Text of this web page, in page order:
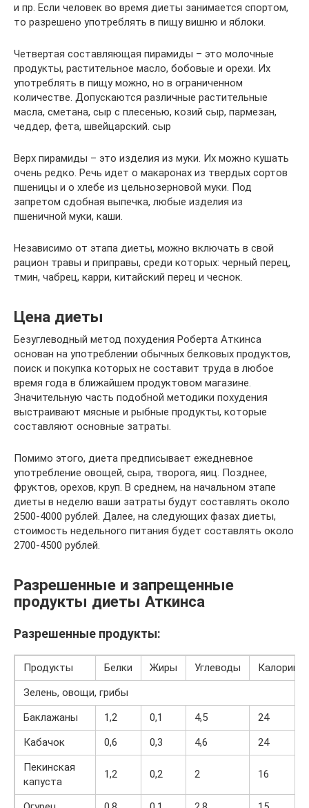
и пр. Если человек во время диеты занимается спортом,
то разрешено употреблять в пищу вишню и яблоки.
Четвертая составляющая пирамиды – это молочные
продукты, растительное масло, бобовые и орехи. Их
употреблять в пищу можно, но в ограниченном
количестве. Допускаются различные растительные
масла, сметана, сыр с плесенью, козий сыр, пармезан,
чеддер, фета, швейцарский. сыр
Верх пирамиды – это изделия из муки. Их можно кушать
очень редко. Речь идет о макаронах из твердых сортов
пшеницы и о хлебе из цельнозерновой муки. Под
запретом сдобная выпечка, любые изделия из
пшеничной муки, каши.
Независимо от этапа диеты, можно включать в свой
рацион травы и приправы, среди которых: черный перец,
тмин, чабрец, карри, китайский перец и чеснок.
Цена диеты
Безуглеводный метод похудения Роберта Аткинса
основан на употреблении обычных белковых продуктов,
поиск и покупка которых не составит труда в любое
время года в ближайшем продуктовом магазине.
Значительную часть подобной методики похудения
выстраивают мясные и рыбные продукты, которые
составляют основные затраты.
Помимо этого, диета предписывает ежедневное
употребление овощей, сыра, творога, яиц. Позднее,
фруктов, орехов, круп. В среднем, на начальном этапе
диеты в неделю ваши затраты будут составлять около
2500-4000 рублей. Далее, на следующих фазах диеты,
стоимость недельного питания будет составлять около
2700-4500 рублей.
Разрешенные и запрещенные
продукты диеты Аткинса
Разрешенные продукты:
Продукты Белки Жиры Углеводы
Зелень, овощи, грибы
Баклажаны
1,2 0,1 4,5
24
Кабачок
0,6 0,3 4,6
24
Пекинская
капуста
1,2 0,2 2 16